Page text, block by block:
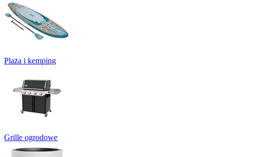
Plaża i kemping
Grille ogrodowe